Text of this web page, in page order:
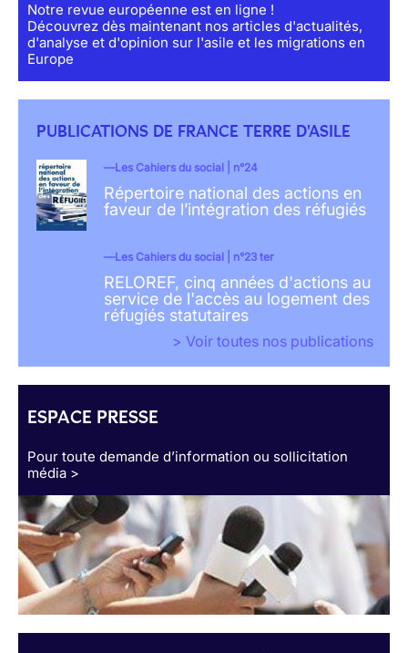
Notre revue européenne est en ligne !
Découvrez dès maintenant nos articles d'actualités,
d'analyse et d'opinion sur l'asile et les migrations en
Europe
PUBLICATIONS DE FRANCE TERRE D'ASILE
Les Cahiers du social | n°24
Répertoire national des actions en
faveur de l’intégration des réfugiés
Les Cahiers du social | n°23 ter
RELOREF, cinq années d'actions au
service de l'accès au logement des
réfugiés statutaires
> Voir toutes nos publications
ESPACE PRESSE
Pour toute demande d’information ou sollicitation
média >